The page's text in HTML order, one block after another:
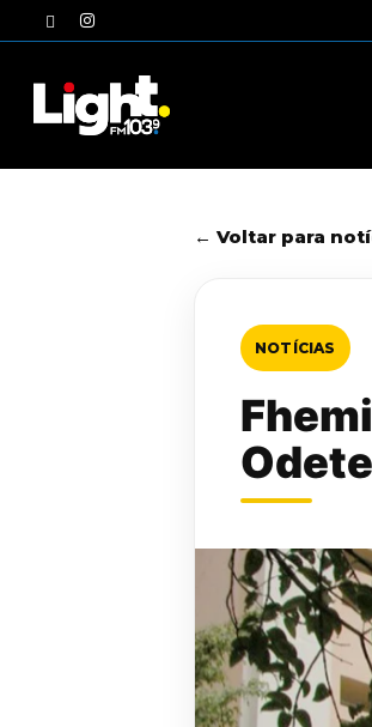
to
twitterinstagram
← Voltar para
NOTÍCIAS